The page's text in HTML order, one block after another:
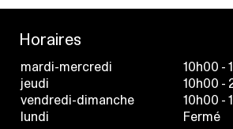
Horaires
mardi-mercredi
10h00 -
jeudi
10h00 -
vendredi-dimanche
10h00 -
lundi
Fermé